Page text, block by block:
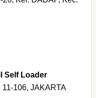
Self Loader
106, JAKARTA